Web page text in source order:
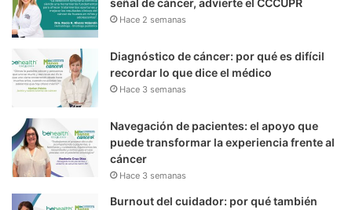
señal de cáncer, advierte el CCCUPR
Hace 2 semanas
Diagnóstico de cáncer: por qué es difícil
recordar lo que dice el médico
Hace 3 semanas
Navegación de pacientes: el apoyo que
puede transformar la experiencia frente al
cáncer
Hace 3 semanas
Burnout del cuidador: por qué también